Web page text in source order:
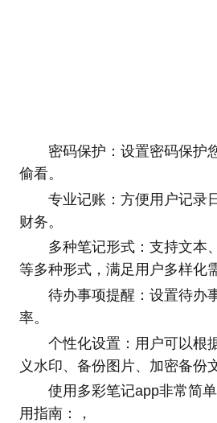
密码保护：设置密码保护
偷看。
专业记账：方便用户记录
财务。
多种笔记形式：支持文本
等多种形式，满足用户多样化
待办事项提醒：设置待办
率。
个性化设置：用户可以根
义水印、备份图片、加密备份
使用多彩笔记app非常简
用指南：，